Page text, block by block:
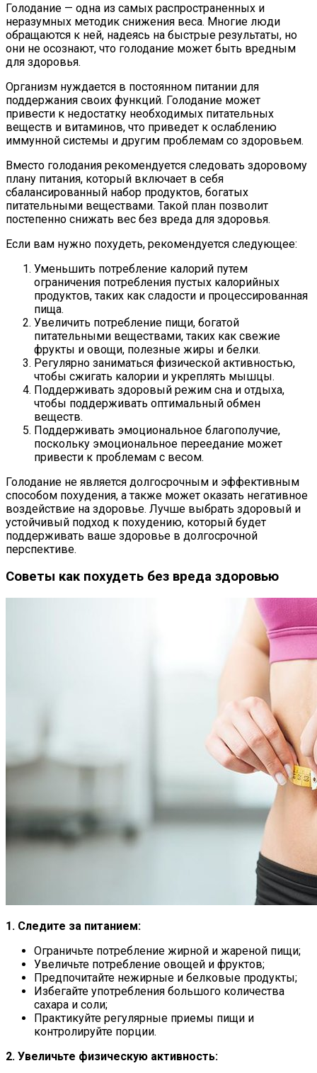
Голодание — одна из самых распространенных и
неразумных методик снижения веса. Многие люди
обращаются к ней, надеясь на быстрые результаты, но
они не осознают, что голодание может быть вредным
для здоровья.
Организм нуждается в постоянном питании для
поддержания своих функций. Голодание может
привести к недостатку необходимых питательных
веществ и витаминов, что приведет к ослаблению
иммунной системы и другим проблемам со здоровьем.
Вместо голодания рекомендуется следовать здоровому
плану питания, который включает в себя
сбалансированный набор продуктов, богатых
питательными веществами. Такой план позволит
постепенно снижать вес без вреда для здоровья.
Если вам нужно похудеть, рекомендуется следующее:
Уменьшить потребление калорий путем
ограничения потребления пустых калорийных
продуктов, таких как сладости и процессированная
пища.
Увеличить потребление пищи, богатой
питательными веществами, таких как свежие
фрукты и овощи, полезные жиры и белки.
Регулярно заниматься физической активностью,
чтобы сжигать калории и укреплять мышцы.
Поддерживать здоровый режим сна и отдыха,
чтобы поддерживать оптимальный обмен
веществ.
Поддерживать эмоциональное благополучие,
поскольку эмоциональное переедание может
привести к проблемам с весом.
Голодание не является долгосрочным и эффективным
способом похудения, а также может оказать негативное
воздействие на здоровье. Лучше выбрать здоровый и
устойчивый подход к похудению, который будет
поддерживать ваше здоровье в долгосрочной
перспективе.
Советы как похудеть без вреда здоровью
1. Следите за питанием:
Ограничьте потребление жирной и жареной пищи;
Увеличьте потребление овощей и фруктов;
Предпочитайте нежирные и белковые продукты;
Избегайте употребления большого количества
сахара и соли;
Практикуйте регулярные приемы пищи и
контролируйте порции.
2. Увеличьте физическую активность: